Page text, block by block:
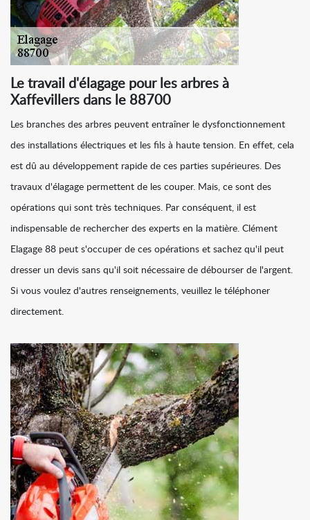
Le travail d'élagage pour les arbres à
Xaffevillers dans le 88700
Les branches des arbres peuvent entraîner le dysfonctionnement
des installations électriques et les fils à haute tension. En effet, cela
est dû au développement rapide de ces parties supérieures. Des
travaux d'élagage permettent de les couper. Mais, ce sont des
opérations qui sont très techniques. Par conséquent, il est
indispensable de rechercher des experts en la matière. Clément
Elagage 88 peut s'occuper de ces opérations et sachez qu'il peut
dresser un devis sans qu'il soit nécessaire de débourser de l'argent.
Si vous voulez d'autres renseignements, veuillez le téléphoner
directement.